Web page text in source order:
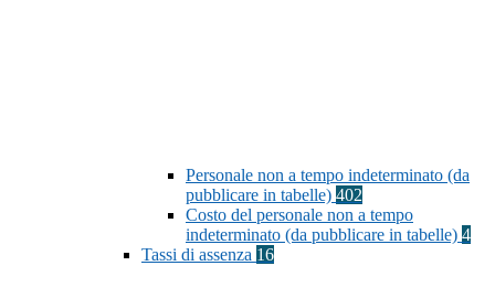
Personale non a tempo indeterminato (da
pubblicare in tabelle) 402
Costo del personale non a tempo
indeterminato (da pubblicare in tabelle) 4
Tassi di assenza 16